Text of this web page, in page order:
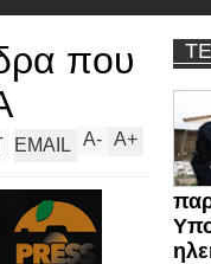
που
A+
A-
EMAIL